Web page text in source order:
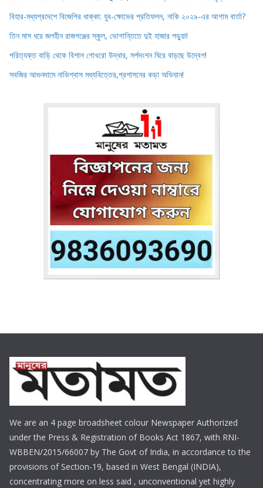
বিহার-মধ্যপ্রদেশে বিজেপির ধাক্কা: যুব-ক্ষোভের প্রতিফলন, নাকি ২০২৯-এর আগাম বার্তা?
তিন মাস ধরে জলহীন রাজগঞ্জের স্কুল, ভোগান্তিতে দুই হাজার পড়ুয়া!
পরিত্যক্ত বাড়ি থেকে বিশাল গোখরো উদ্ধার, সর্পদংশন ঘিরে বাড়ছে উদ্বেগ!
সবজির আগুনদামে নাভিশ্বাস মধ্যবিত্তের,প্রশাসনের কড়া অভিযান!
We are an 4 page broadsheet colour Newspaper Authorized
under the Press & Registration of Books Act 1867, with RNI-
WBBEN/2015/66007 by The Govt of India, in accordance to the
provisions of Section-19, based in West Bengal (INDIA),
concentrating more on less said , unconventional yet highly